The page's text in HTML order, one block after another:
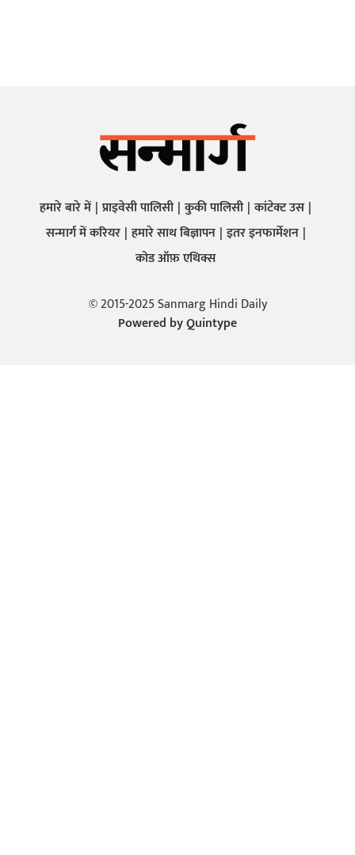
हमारे बारे में प्राइवेसी पालिसी कुकी पालिसी कांटेक्ट उस
सन्मार्ग में करियर हमारे साथ बिज्ञापन इतर इनफार्मेशन
कोड ऑफ़ एथिक्स
© 2015-2025 Sanmarg Hindi Daily
Powered byQuintype